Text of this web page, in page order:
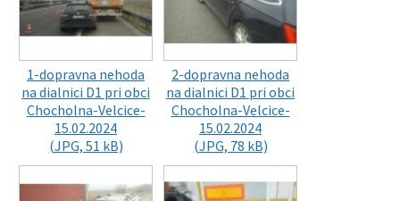
1-dopravna nehoda
na dialnici D1 pri obci
Chocholna-Velcice-
15.02.2024
(JPG, 51 kB)
2-dopravna nehoda
na dialnici D1 pri obci
Chocholna-Velcice-
15.02.2024
(JPG, 78 kB)